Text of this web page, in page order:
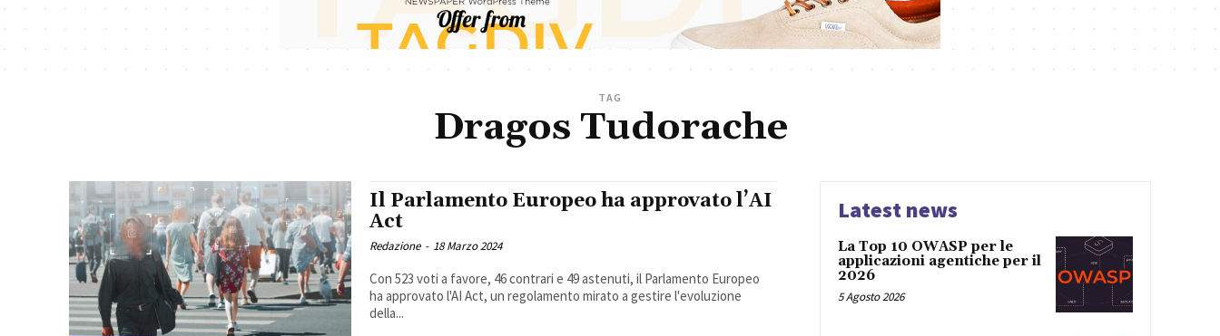
TAG
Dragos Tudorache
Il Parlamento Europeo ha approvato l’AI
Act
Redazione - 18 Marzo 2024
Con 523 voti a favore, 46 contrari e 49 astenuti, il Parlamento Europeo
ha approvato l'AI Act, un regolamento mirato a gestire l'evoluzione
della...
Latest news
La Top 10 OWASP per le
applicazioni agentiche per il
2026
5 Agosto 2026